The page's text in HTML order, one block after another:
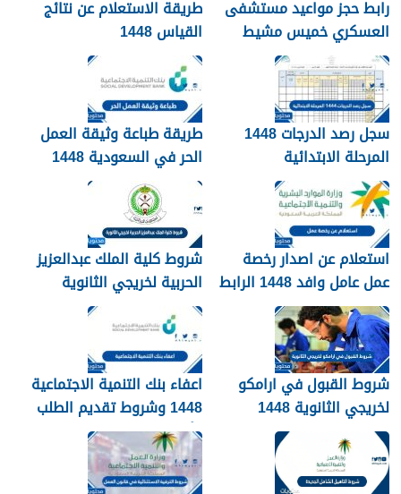
رابط حجز مواعيد مستشفى
العسكري خميس مشيط
1448
طريقة الاستعلام عن نتائج
القياس 1448
سجل رصد الدرجات 1448
المرحلة الابتدائية
طريقة طباعة وثيقة العمل
الحر في السعودية 1448
استعلام عن اصدار رخصة
عمل عامل وافد 1448 الرابط
والطريقة بالتفصيل
شروط كلية الملك عبدالعزيز
الحربية لخريجي الثانوية
1448
شروط القبول في ارامكو
لخريجي الثانوية 1448
اعفاء بنك التنمية الاجتماعية
1448 وشروط تقديم الطلب
وأهم الأوراق والمستندات